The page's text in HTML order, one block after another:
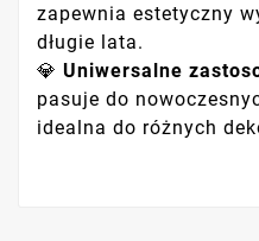
zapewnia estetyczny
długie lata.
💎 Uniwersalne
pasuje do
idealna do różnych